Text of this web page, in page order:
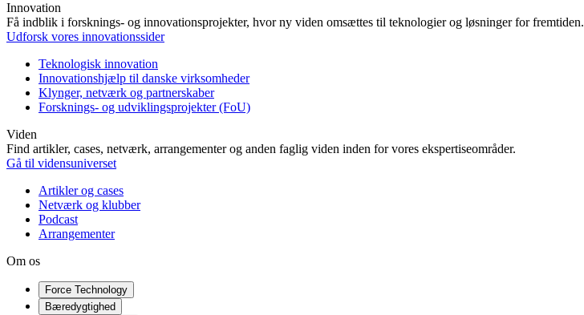
Innovation
Få indblik i forsknings- og innovationsprojekter, hvor ny viden omsættes til teknologier og løsninger for fremtiden.
Udforsk vores innovationssider
Teknologisk innovation
Innovationshjælp til danske virksomheder
Klynger, netværk og partnerskaber
Forsknings- og udviklingsprojekter (FoU)
Viden
Find artikler, cases, netværk, arrangementer og anden faglig viden inden for vores ekspertiseområder.
Gå til vidensuniverset
Artikler og cases
Netværk og klubber
Podcast
Arrangementer
Om os
Force Technology
Bæredygtighed